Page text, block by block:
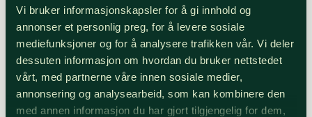
Vi bruker informasjonskapsler for å gi innhold og
annonser et personlig preg, for å levere sosiale
mediefunksjoner og for å analysere trafikken vår. Vi deler
dessuten informasjon om hvordan du bruker nettstedet
vårt, med partnerne våre innen sosiale medier,
annonsering og analysearbeid, som kan kombinere den
med annen informasjon du har gjort tilgjengelig for dem,
regionale satsing. Denne
omorganiseringen styrker vår
tilstedeværelse i alle deler av landet,
samtidig som vårt skogkulturarbeid løftes.
Se kart over regionene.